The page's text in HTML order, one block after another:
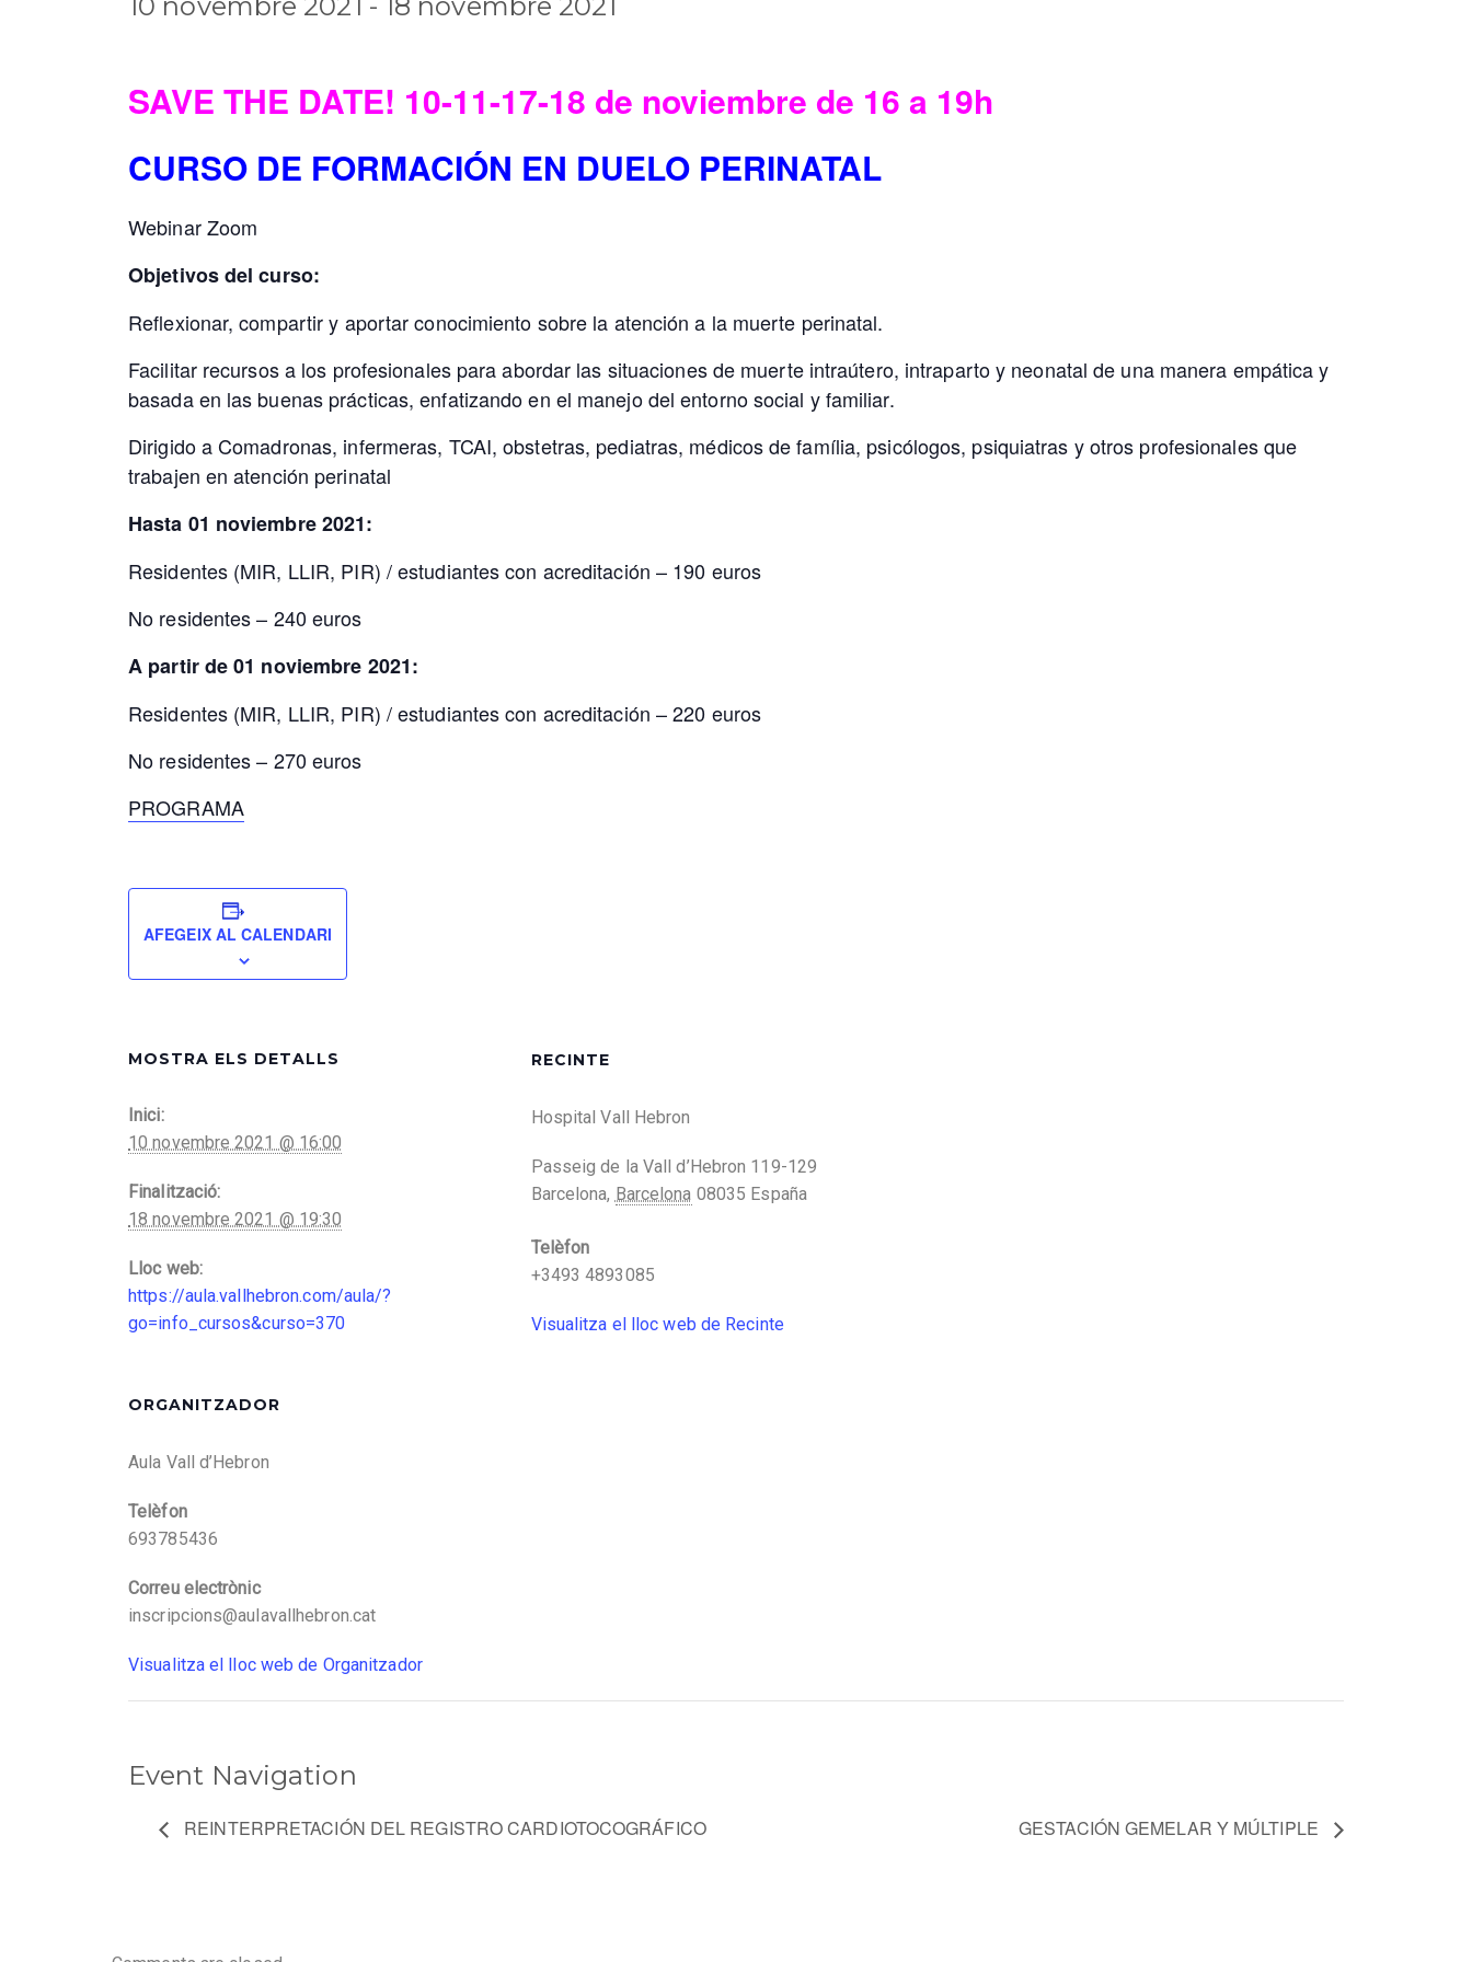
10 novembre 2021 - 18 novembre 2021
SAVE THE DATE! 10-11-17-18 de noviembre de 16 a 19h
CURSO DE FORMACIÓN EN DUELO PERINATAL
Webinar Zoom
Objetivos del curso:
Reflexionar, compartir y aportar conocimiento sobre la atención a la muerte perinatal.
Facilitar recursos a los profesionales para abordar las situaciones de muerte intraútero, intraparto y neonatal de una manera empática y
basada en las buenas prácticas, enfatizando en el manejo del entorno social y familiar.
Dirigido a Comadronas, infermeras, TCAI, obstetras, pediatras, médicos de família, psicólogos, psiquiatras y otros profesionales que
trabajen en atención perinatal
Hasta 01 noviembre 2021:
Residentes (MIR, LLIR, PIR) / estudiantes con acreditación – 190 euros
No residentes – 240 euros
A partir de 01 noviembre 2021:
Residentes (MIR, LLIR, PIR) / estudiantes con acreditación – 220 euros
No residentes – 270 euros
PROGRAMA
AFEGEIX AL CALENDARI
MOSTRA ELS DETALLS
Inici:
10 novembre 2021 @ 16:00
Finalització:
18 novembre 2021 @ 19:30
Lloc web:
https://aula.vallhebron.com/aula/?
go=info_cursos&curso=370
RECINTE
Hospital Vall Hebron
Passeig de la Vall d’Hebron 119-129
Barcelona, Barcelona 08035 España
Telèfon
+3493 4893085
Visualitza el lloc web de Recinte
ORGANITZADOR
Aula Vall d’Hebron
Telèfon
693785436
Correu electrònic
inscripcions@aulavallhebron.cat
Visualitza el lloc web de Organitzador
Event Navigation
REINTERPRETACIÓN DEL REGISTRO CARDIOTOCOGRÁFICO GESTACIÓN GEMELAR Y MÚLTIPLE